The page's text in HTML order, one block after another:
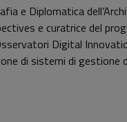
e Diplomatica
e curatrice del
Digital
di sistemi di